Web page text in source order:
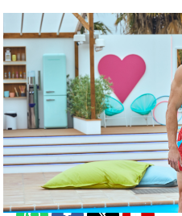
neox
Madrid
Publicado:11 de abril de